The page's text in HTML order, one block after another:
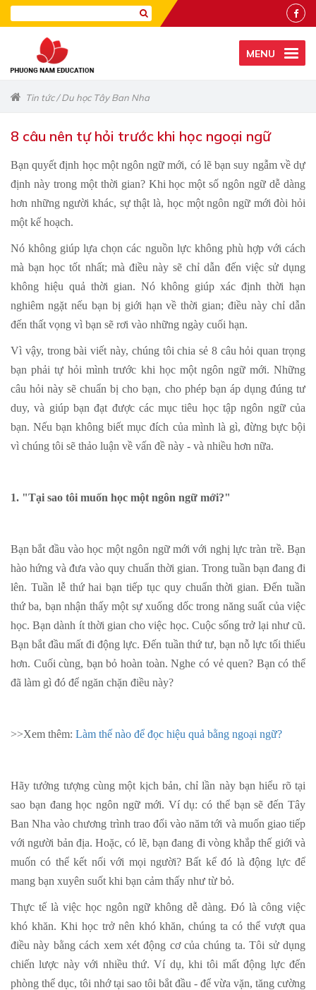
MENU
Tin tức/Du học Tây Ban Nha
8 câu nên tự hỏi trước khi học ngoại ngữ
Bạn quyết định học một ngôn ngữ mới, có lẽ bạn suy ngẫm về dự
định này trong một thời gian? Khi học một số ngôn ngữ dễ dàng
hơn những người khác, sự thật là, học một ngôn ngữ mới đòi hỏi
một kế hoạch.
Nó không giúp lựa chọn các nguồn lực không phù hợp với cách
mà bạn học tốt nhất; mà điều này sẽ chỉ dẫn đến việc sử dụng
không hiệu quả thời gian. Nó không giúp xác định thời hạn
nghiêm ngặt nếu bạn bị giới hạn về thời gian; điều này chỉ dẫn
đến thất vọng vì bạn sẽ rơi vào những ngày cuối hạn.
Vì vậy, trong bài viết này, chúng tôi chia sẻ 8 câu hỏi quan trọng
bạn phải tự hỏi mình trước khi học một ngôn ngữ mới. Những
câu hỏi này sẽ chuẩn bị cho bạn, cho phép bạn áp dụng đúng tư
duy, và giúp bạn đạt được các mục tiêu học tập ngôn ngữ của
bạn. Nếu bạn không biết mục đích của mình là gì, đừng bực bội
vì chúng tôi sẽ thảo luận về vấn đề này - và nhiều hơn nữa.
1. "Tại sao tôi muốn học một ngôn ngữ mới?"
Bạn bắt đầu vào học một ngôn ngữ mới với nghị lực tràn trề. Bạn
hào hứng và đưa vào quy chuẩn thời gian. Trong tuần bạn đang đi
lên. Tuần lễ thứ hai bạn tiếp tục quy chuẩn thời gian. Đến tuần
thứ ba, bạn nhận thấy một sự xuống dốc trong năng suất của việc
học. Bạn dành ít thời gian cho việc học. Cuộc sống trở lại như cũ.
Bạn bắt đầu mất đi động lực. Đến tuần thứ tư, bạn nỗ lực tối thiểu
hơn. Cuối cùng, bạn bỏ hoàn toàn. Nghe có vẻ quen? Bạn có thể
đã làm gì đó để ngăn chặn điều này?
>>Xem thêm: Làm thế nào để đọc hiệu quả bằng ngoại ngữ?
Hãy tưởng tượng cùng một kịch bản, chỉ lần này bạn hiểu rõ tại
sao bạn đang học ngôn ngữ mới. Ví dụ: có thể bạn sẽ đến Tây
Ban Nha vào chương trình trao đổi vào năm tới và muốn giao tiếp
với người bản địa. Hoặc, có lẽ, bạn đang đi vòng khắp thế giới và
muốn có thể kết nối với mọi người? Bất kể đó là động lực để
mang bạn xuyên suốt khi bạn cảm thấy như từ bỏ.
Thực tế là việc học ngôn ngữ không dễ dàng. Đó là công việc
khó khăn. Khi học trở nên khó khăn, chúng ta có thể vượt qua
điều này bằng cách xem xét động cơ của chúng ta. Tôi sử dụng
chiến lược này với nhiều thứ. Ví dụ, khi tôi mất động lực đến
phòng thể dục, tôi nhớ tại sao tôi bắt đầu - để vừa vặn, tăng cường